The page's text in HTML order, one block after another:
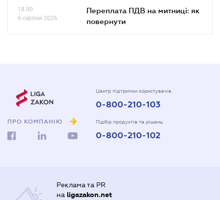
18.00
6 серпня 2026
Переплата ПДВ на митниці: як
повернути
ПРО КОМПАНІЮ
Центр підтримки користувачів
0-800-210-103
Підбір продуктів та рішень
0-800-210-102
Реклама та PR
на ligazakon.net